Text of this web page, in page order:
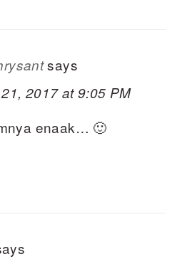
says
2017 at 9:05 PM
enaak… 🙂